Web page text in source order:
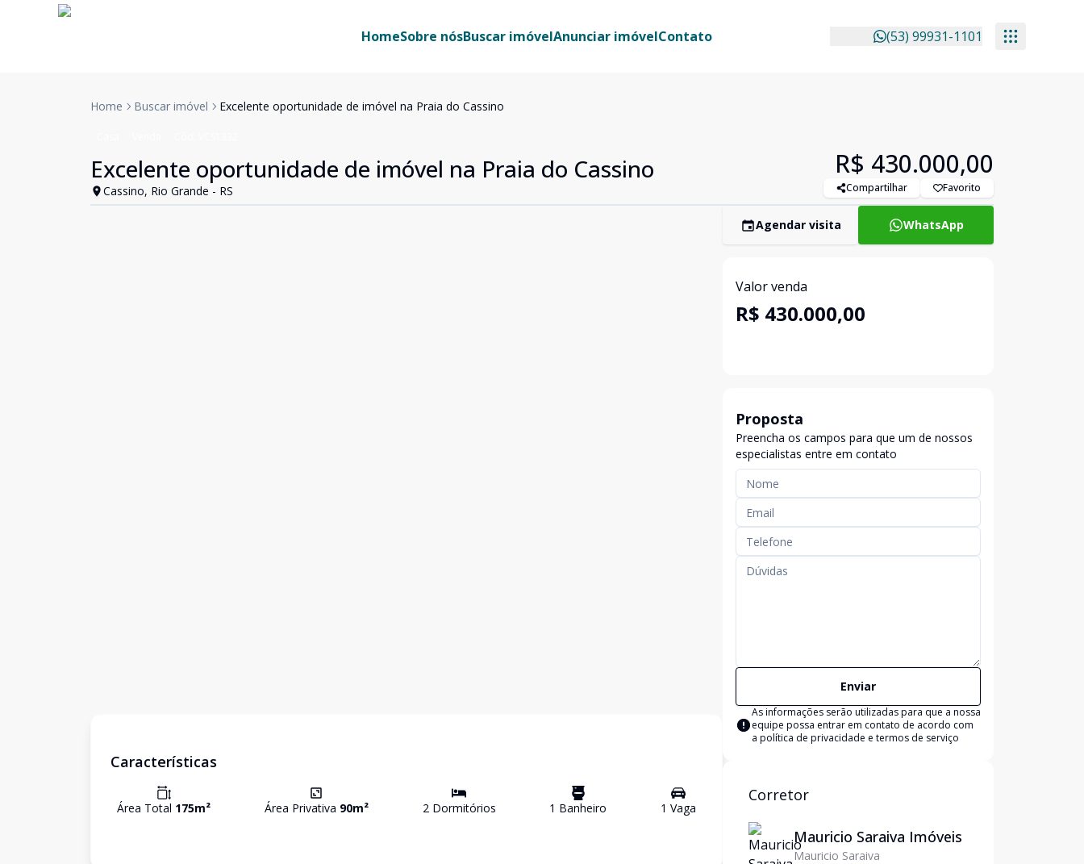
HomeSobre nósBuscar imóvelAnunciar imóvelContato (53) 99931-1101
Home Buscar imóvel Excelente oportunidade de imóvel na Praia do Cassino
Excelente oportunidade de imóvel na Praia do Cassino
Cassino, Rio Grande - RS
R$ 430.000,00
Compartilhar Favorito
Características
Área Total 175m² Área Privativa 90m² 2Dormitórios 1 Banheiro 1 Vaga
Agendar visita WhatsApp
Valor venda
R$ 430.000,00
Proposta
Preencha os campos para que um de nossos
especialistas entre em contato
Enviar
As informações serão utilizadas para que a nossa
equipe possa entrar em contato de acordo com
a política de privacidade e termos de serviço
Corretor
Mauricio Saraiva Imóveis
Mauricio Saraiva